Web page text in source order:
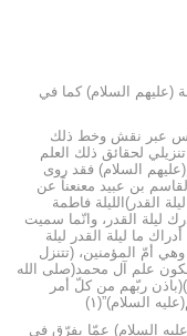
(عليهم السلام) كما في
ليس عبر نقش وخط ذلك
لحقائق ذلك العلم
السلام) فقد روى
بن عبيد معنعناً عن
القدر)الليلة فاطمة
ليلة القدر، وانّما سميت
ما ليلة القدر ليلة
أمّ المؤمنين، (تتنزل
علم آل محمد(صلى الله
ربّهم من كلّ أمر
السلام)”(١)
السلام) عمّا يفرّق في